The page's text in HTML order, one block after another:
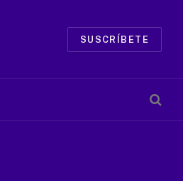
SUSCRÍBETE